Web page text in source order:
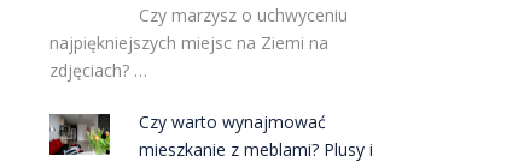
Czy marzysz o uchwyceniu
najpiękniejszych miejsc na Ziemi na
zdjęciach? …
Czy warto wynajmować
mieszkanie z meblami? Plusy i